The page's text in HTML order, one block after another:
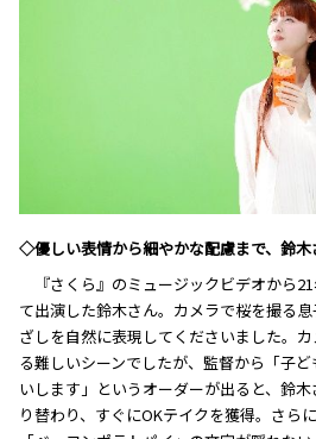
◇優しい表情から細やかな配慮まで、鈴
『さくら』のミュージックビデオから
て出演した鈴木さん。カメラで桜を撮る
ざしを自然に表現してくださいました。
る難しいシーンでしたが、監督から「子
いします」というオーダーが出ると、鈴
り替わり、すぐにOKテイクを獲得。さら